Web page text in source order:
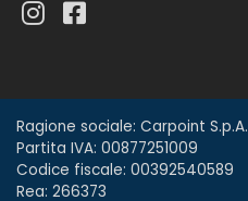
Ragione sociale: Carpoint S.p.A.
Partita IVA: 00877251009
Codice fiscale: 00392540589
Rea: 266373